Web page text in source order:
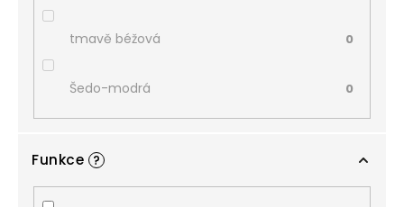
tmavě béžová 0
Šedo-modrá 0
Funkce ?